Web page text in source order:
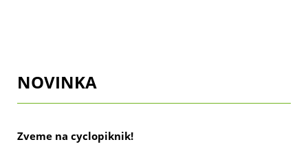
NOVINKA
Zveme na cyclopiknik!